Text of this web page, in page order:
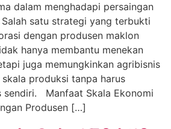
dalam menghadapi persaingan
satu strategi yang terbukti
dengan produsen maklon
hanya membantu menekan
juga memungkinkan agribisnis
produksi tanpa harus
sendiri. Manfaat Skala Ekonomi
Produsen […]